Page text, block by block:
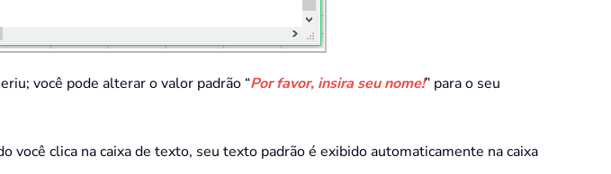
você pode alterar o valor padrão “Por favor, insira seu nome!” para o seu
você clica na caixa de texto, seu texto padrão é exibido automaticamente na caixa